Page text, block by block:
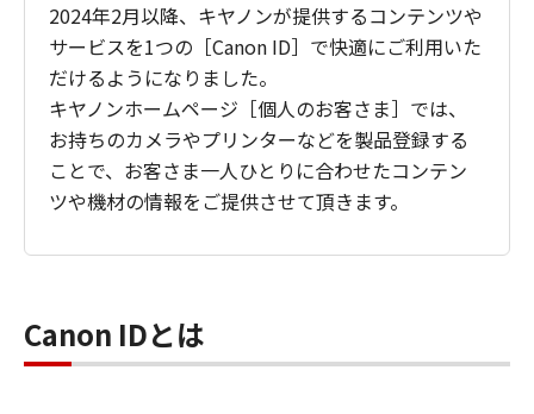
2024年2月以降、キヤノンが提供するコンテンツや
サービスを1つの［Canon ID］で快適にご利用いた
だけるようになりました。
キヤノンホームページ［個人のお客さま］では、
お持ちのカメラやプリンターなどを製品登録する
ことで、お客さま一人ひとりに合わせたコンテン
ツや機材の情報をご提供させて頂きます。
Canon IDとは